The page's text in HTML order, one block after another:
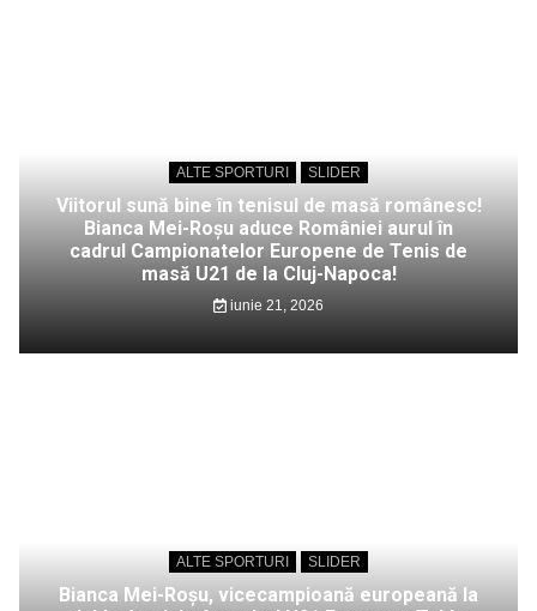
ALTE SPORTURI SLIDER
Viitorul sună bine în tenisul de masă românesc!
Bianca Mei-Roșu aduce României aurul în
cadrul Campionatelor Europene de Tenis de
masă U21 de la Cluj-Napoca!
iunie 21, 2026
ALTE SPORTURI SLIDER
Bianca Mei-Roșu, vicecampioană europeană la